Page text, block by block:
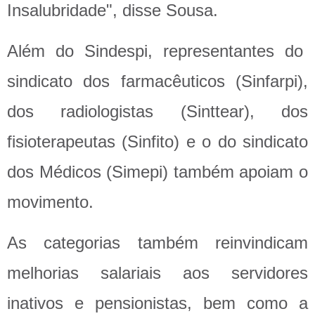
Insalubridade", disse Sousa.
Além do Sindespi, representantes do
sindicato dos farmacêuticos (Sinfarpi),
dos radiologistas (Sinttear), dos
fisioterapeutas (Sinfito) e o do sindicato
dos Médicos (Simepi) também apoiam o
movimento.
As categorias também reinvindicam
melhorias salariais aos servidores
inativos e pensionistas, bem como a